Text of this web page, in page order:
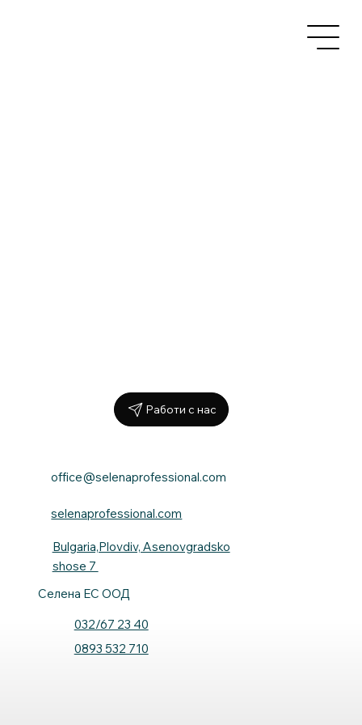
office@selenaprofessional.com
selenaprofessional.com
Селена ЕС ООД
Bulgaria,Plovdiv, Asenovgradsko
shose 7
032/67 23 40
0893 532 710
Работи с нас